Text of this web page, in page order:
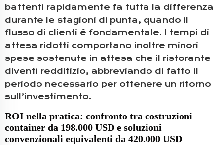
battenti rapidamente fa tutta la differenza
durante le stagioni di punta, quando il
flusso di clienti è fondamentale. I tempi di
attesa ridotti comportano inoltre minori
spese sostenute in attesa che il ristorante
diventi redditizio, abbreviando di fatto il
periodo necessario per ottenere un ritorno
sull’investimento.
ROI nella pratica: confronto tra costruzioni
container da 198.000 USD e soluzioni
convenzionali equivalenti da 420.000 USD